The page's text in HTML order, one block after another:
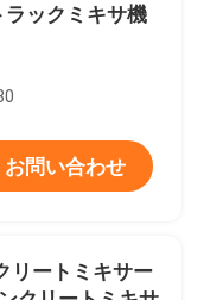
ックミキサ機
お問い合わせ
リートミキサー